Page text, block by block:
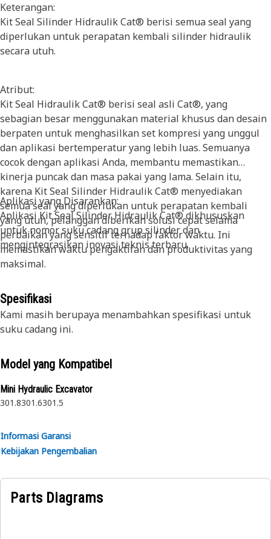
Keterangan:
Kit Seal Silinder Hidraulik Cat® berisi semua seal yang
diperlukan untuk perapatan kembali silinder hidraulik
secara utuh.
Atribut:
Kit Seal Hidraulik Cat® berisi seal asli Cat®, yang
sebagian besar menggunakan material khusus dan desain
berpaten untuk menghasilkan set kompresi yang unggul
dan aplikasi bertemperatur yang lebih luas. Semuanya
cocok dengan aplikasi Anda, membantu memastikan
kinerja puncak dan masa pakai yang lama. Selain itu,
karena Kit Seal Silinder Hidraulik Cat® menyediakan
semua seal yang diperlukan untuk perapatan kembali
yang utuh, pelanggan diberikan solusi cepat selama
perbaikan yang sensitif terhadap faktor waktu. Ini
memastikan waktu pengaktifan dan produktivitas yang
maksimal.
Aplikasi yang Disarankan:
Aplikasi Kit Seal Silinder Hidraulik Cat® dikhususkan
untuk nomor suku cadang grup silinder dan
mengintegrasikan inovasi teknis terbaru.
Spesifikasi
Kami masih berupaya menambahkan spesifikasi untuk
suku cadang ini.
Model yang Kompatibel
Mini Hydraulic Excavator
301.8301.6301.5
Informasi Garansi
Kebijakan Pengembalian
Parts Diagrams